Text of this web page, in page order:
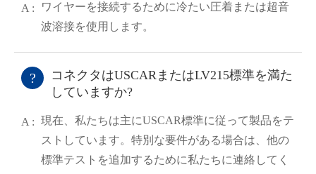
A :
ワイヤーを接続するために冷たい圧着または超音
波溶接を使用します。
?
コネクタはUSCARまたはLV215標準を満た
していますか?
A : 現在、私たちは主にUSCAR標準に従って製品をテ
ストしています。特別な要件がある場合は、他の
標準テストを追加するために私たちに連絡してく